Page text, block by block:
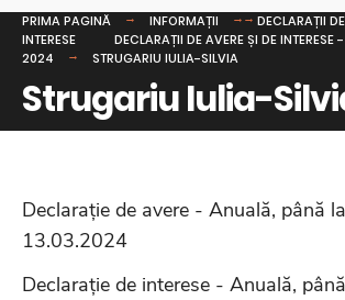
PRIMA PAGINĂ INFORMAȚII
DECLARAȚII
INTERESE
DECLARAȚII DE AVERE ȘI DE INTERESE
2024
STRUGARIU IULIA-SILVIA
Strugariu Iulia-
Declarație de avere - Anuală, până
13.03.2024
Declarație de interese - Anuală,